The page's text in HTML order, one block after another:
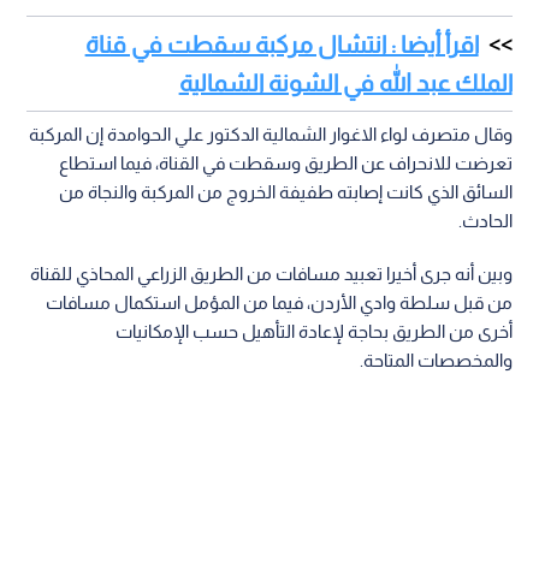
اقرأ أيضا : انتشال مركبة سقطت في قناة
الملك عبد الله في الشونة الشمالية
وقال متصرف لواء الاغوار الشمالية الدكتور علي الحوامدة إن المركبة
تعرضت للانحراف عن الطريق وسقطت في القناة، فيما استطاع
السائق الذي كانت إصابته طفيفة الخروج من المركبة والنجاة من
الحادث.
وبين أنه جرى أخيرا تعبيد مسافات من الطريق الزراعي المحاذي للقناة
من قبل سلطة وادي الأردن، فيما من المؤمل استكمال مسافات
أخرى من الطريق بحاجة لإعادة التأهيل حسب الإمكانيات
والمخصصات المتاحة.